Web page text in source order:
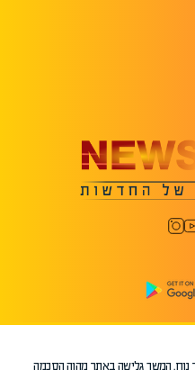
נוח. המשך גלישה באתר מהוה הסכמה